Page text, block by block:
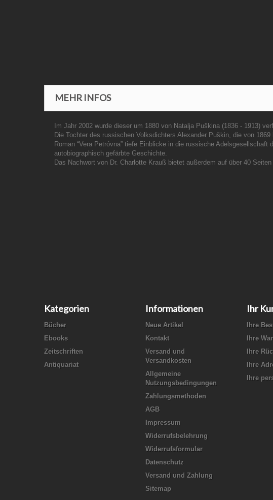
MEHR INFOS
Im Jahr 2002 wurde dieser um 1880 von Natalja Puškina (1836 - 1913)
Die Tochter des russischen Volksdichters Alexander Puškin, die von
Roman “Vera Petróvna” tiefe Einblicke in die russische
autobiographisch gefärbte Geschichte.
Das Nachwort von Dr. Charlotte Krauß bietet außerdem auf über 40
Kategorien
Bücher
Ebooks
Zeitschriften
Antiquariat
Informationen
Neue Artikel
Kontakt
Versand und
Versandkosten
Allgemeine
Nutzungsbedingungen
Zahlungsmethoden
AGB
Impressum
Widerrufsbelehrung
Widerrufsformular
Datenschutz
Versand und Zahlung
Sitemap
Ihr
Ihre
Ihre
Ihre
Ihre
Ihre